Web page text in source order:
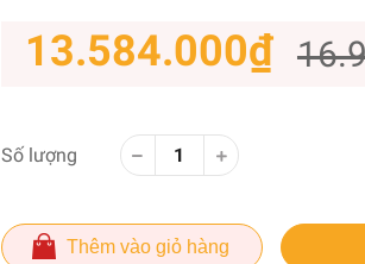
13.584.000₫
Số lượng
Thêm vào giỏ hàng